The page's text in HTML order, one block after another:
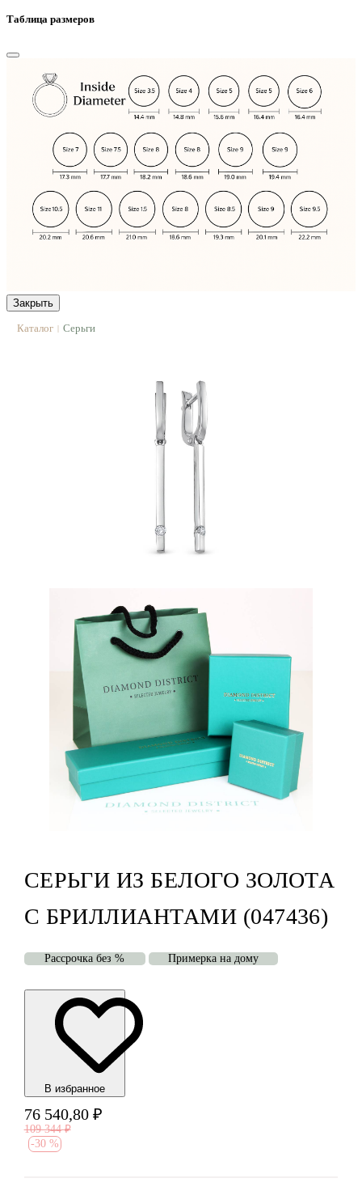
Таблица размеров
Закрыть
Каталог | Серьги
СЕРЬГИ ИЗ БЕЛОГО ЗОЛОТА
С БРИЛЛИАНТАМИ (047436)
Рассрочка без % Примерка на дому
В избранноe
76 540,80 ₽
109 344 ₽
-30 %